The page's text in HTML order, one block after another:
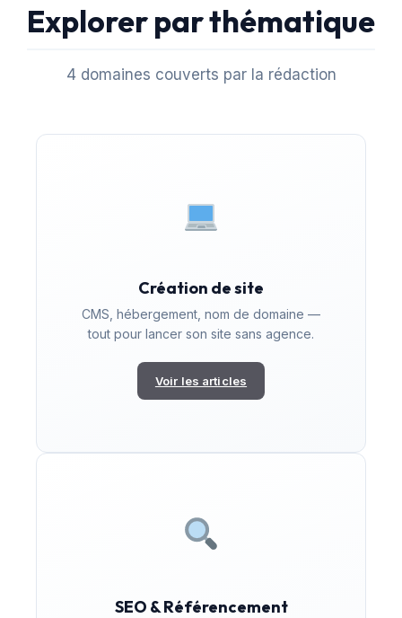
Explorer par thématique
4 domaines couverts par la rédaction
Création de site
CMS, hébergement, nom de domaine —
tout pour lancer son site sans agence.
Voir les articles
SEO & Référencement